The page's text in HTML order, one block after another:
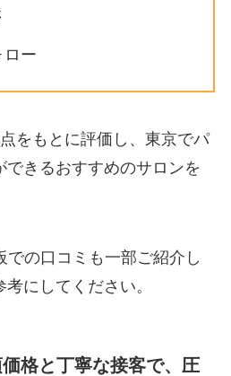
ロー
をもとに評価し、東京でパ
できるおすすめのサロンを
での口コミも一部ご紹介し
にしてください。
格と丁寧な接客で、圧